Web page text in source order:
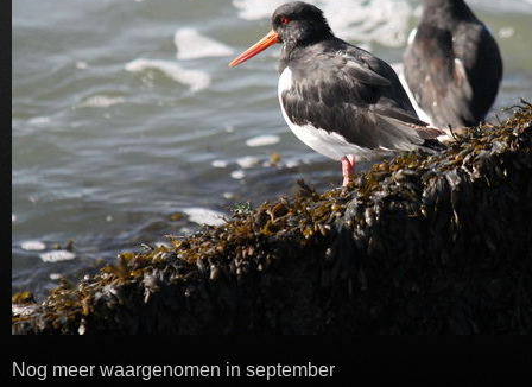
Nog meer waargenomen in september